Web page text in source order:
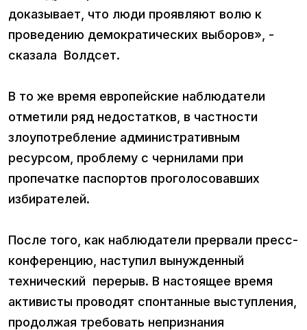
доказывает, что люди проявляют волю к
проведению демократических выборов», -
сказала Волдсет.
В то же время европейские наблюдатели
отметили ряд недостатков, в частности
злоупотребление административным
ресурсом, проблему с чернилами при
пропечатке паспортов проголосовавших
избирателей.
После того, как наблюдатели прервали пресс-
конференцию, наступил вынужденный
технический перерыв. В настоящее время
активисты проводят спонтанные выступления,
продолжая требовать непризнания